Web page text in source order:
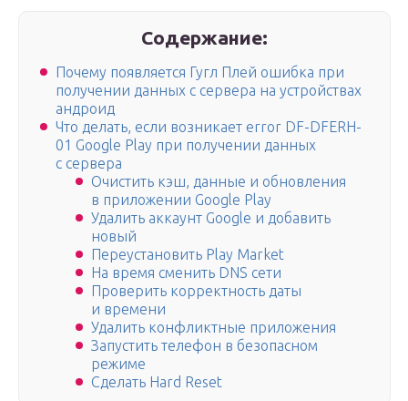
Содержание:
Почему появляется Гугл Плей ошибка при
получении данных с сервера на устройствах
андроид
Что делать, если возникает error DF-DFERH-
01 Google Play при получении данных
с сервера
Очистить кэш, данные и обновления
в приложении Google Play
Удалить аккаунт Google и добавить
новый
Переустановить Play Market
На время сменить DNS сети
Проверить корректность даты
и времени
Удалить конфликтные приложения
Запустить телефон в безопасном
режиме
Сделать Hard Reset